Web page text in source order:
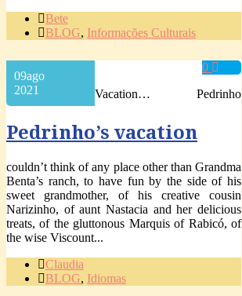
Bete
BLOG, Informações Culturais
09ago
2021
0
Pedrinho’s vacation
Vacation… Pedrinho
couldn’t think of any place other than Grandma
Benta’s ranch, to have fun by the side of his
sweet grandmother, of his creative cousin
Narizinho, of aunt Nastacia and her delicious
treats, of the gluttonous Marquis of Rabicó, of
the wise Viscount...
Claudia
BLOG, Idiomas